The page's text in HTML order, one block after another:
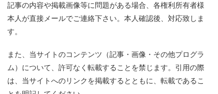
記事の内容や掲載画像等に問題がある場合、各権利所有者様
本人が直接メールでご連絡下さい。本人確認後、対応致しま
す。
また、当サイトのコンテンツ（記事・画像・その他プログラ
ム）について、許可なく転載することを禁じます。引用の際
は、当サイトへのリンクを掲載するとともに、転載であるこ